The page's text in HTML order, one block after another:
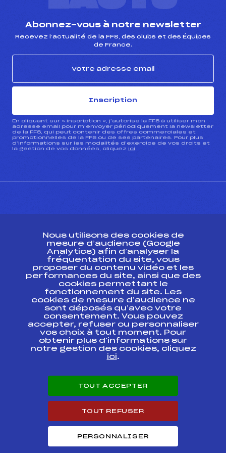
Abonnez-vous à notre newsletter
Recevez l’actualité de la FFS, des clubs et des Équipes
de France.
Inscription
En cliquant sur « inscription », j’autorise la FFS à utiliser mon
adresse email pour m’envoyer périodiquement la newsletter
de la FFS, qui peut contenir des offres commerciales et
promotionnelles de la FFS ou de ses partenaires. Pour plus
d’informations sur les modalités d’exercice de vos droits et
la gestion de vos données, cliquez ici
Ressources
Pass’Neige
Projet sportif fédéral
Projet de performance fédéral
Antidopage
Pôle Développement, Formation, Suivi
Scientifique
Listes ministérielles
Pôle vie de l’athlète
Enseignement professionnel
Carrières
Nous utilisons des cookies de
mesure d’audience (Google
Analytics) afin d’analyser la
fréquentation du site, vous
proposer du contenu vidéo et les
performances du site, ainsi que des
cookies permettant le
fonctionnement du site. Les
cookies de mesure d’audience ne
sont déposés qu’avec votre
consentement. Vous pouvez
accepter, refuser ou personnaliser
vos choix à tout moment. Pour
obtenir plus d'informations sur
notre gestion des cookies, cliquez
ici.
TOUT ACCEPTER
TOUT REFUSER
PERSONNALISER